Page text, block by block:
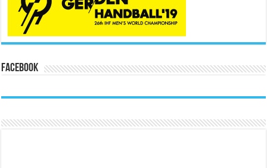
Facebook